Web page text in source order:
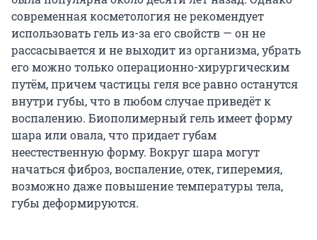
современная косметология не рекомендует
использовать гель из-за его свойств — он не
рассасывается и не выходит из организма, убрать
его можно только операционно-хирургическим
путём, причем частицы геля все равно останутся
внутри губы, что в любом случае приведёт к
воспалению. Биополимерный гель имеет форму
шара или овала, что придает губам
неестественную форму. Вокруг шара могут
начаться фиброз, воспаление, отек, гиперемия,
возможно даже повышение температуры тела,
губы деформируются.